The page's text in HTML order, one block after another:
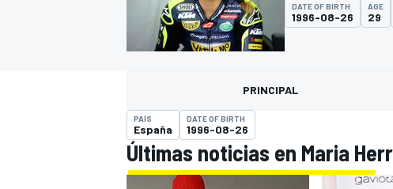
FÓRMULA E MOTO
NASCARINDYCARSPORTSCARRALLYTURISMO
DATE OF BIRTH
1996-08-26
AGE
29
PRINCIPAL
PAÍS
España
DATE OF BIRTH
1996-08-26
Últimas noticias en Maria